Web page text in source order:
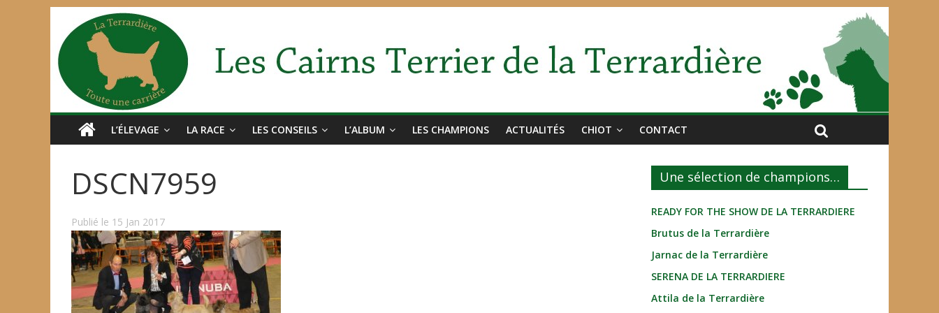
L’ÉLEVAGE LA RACE LES CONSEILS L’ALBUM LES CHAMPIONS ACTUALITÉS CHIOT CONTACT
DSCN7959
Publié le 15 Jan 2017
Une sélection de champions…
READY FOR THE SHOW DE LA TERRARDIERE
Brutus de la Terrardière
Jarnac de la Terrardière
SERENA DE LA TERRARDIERE
Attila de la Terrardière